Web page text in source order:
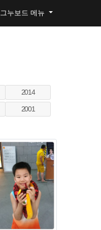
그누보드 메뉴
2014
2001